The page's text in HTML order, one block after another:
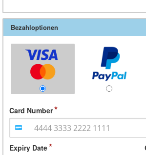
Bezahloptionen
Card Number
Expiry Date